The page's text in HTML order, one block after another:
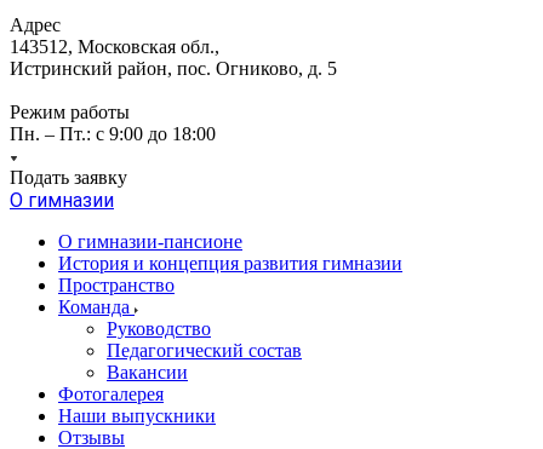
Адрес
143512, Московская обл.,
Истринский район, пос. Огниково, д. 5
Режим работы
Пн. – Пт.: с 9:00 до 18:00
Подать заявку
О гимназии
О гимназии-пансионе
История и концепция развития гимназии
Пространство
Команда
Руководство
Педагогический состав
Вакансии
Фотогалерея
Наши выпускники
Отзывы